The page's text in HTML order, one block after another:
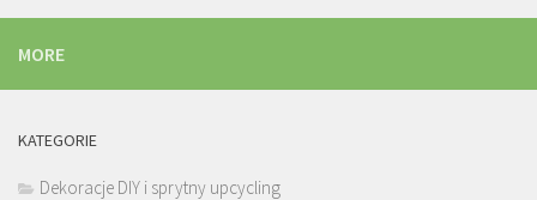
MORE
KATEGORIE
Dekoracje DIY i sprytny upcycling